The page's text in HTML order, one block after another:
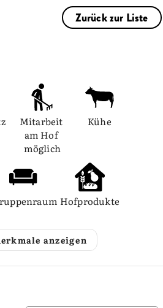
Zurück zur Liste
Mitarbeit
am Hof
möglich
Kühe
Hofprodukte
anzeigen